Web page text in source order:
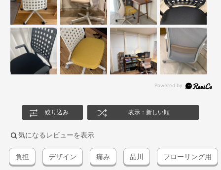
絞り込み 表示：新しい順
気になるレビューを表示
負担 デザイン 痛み 品川 フローリング用